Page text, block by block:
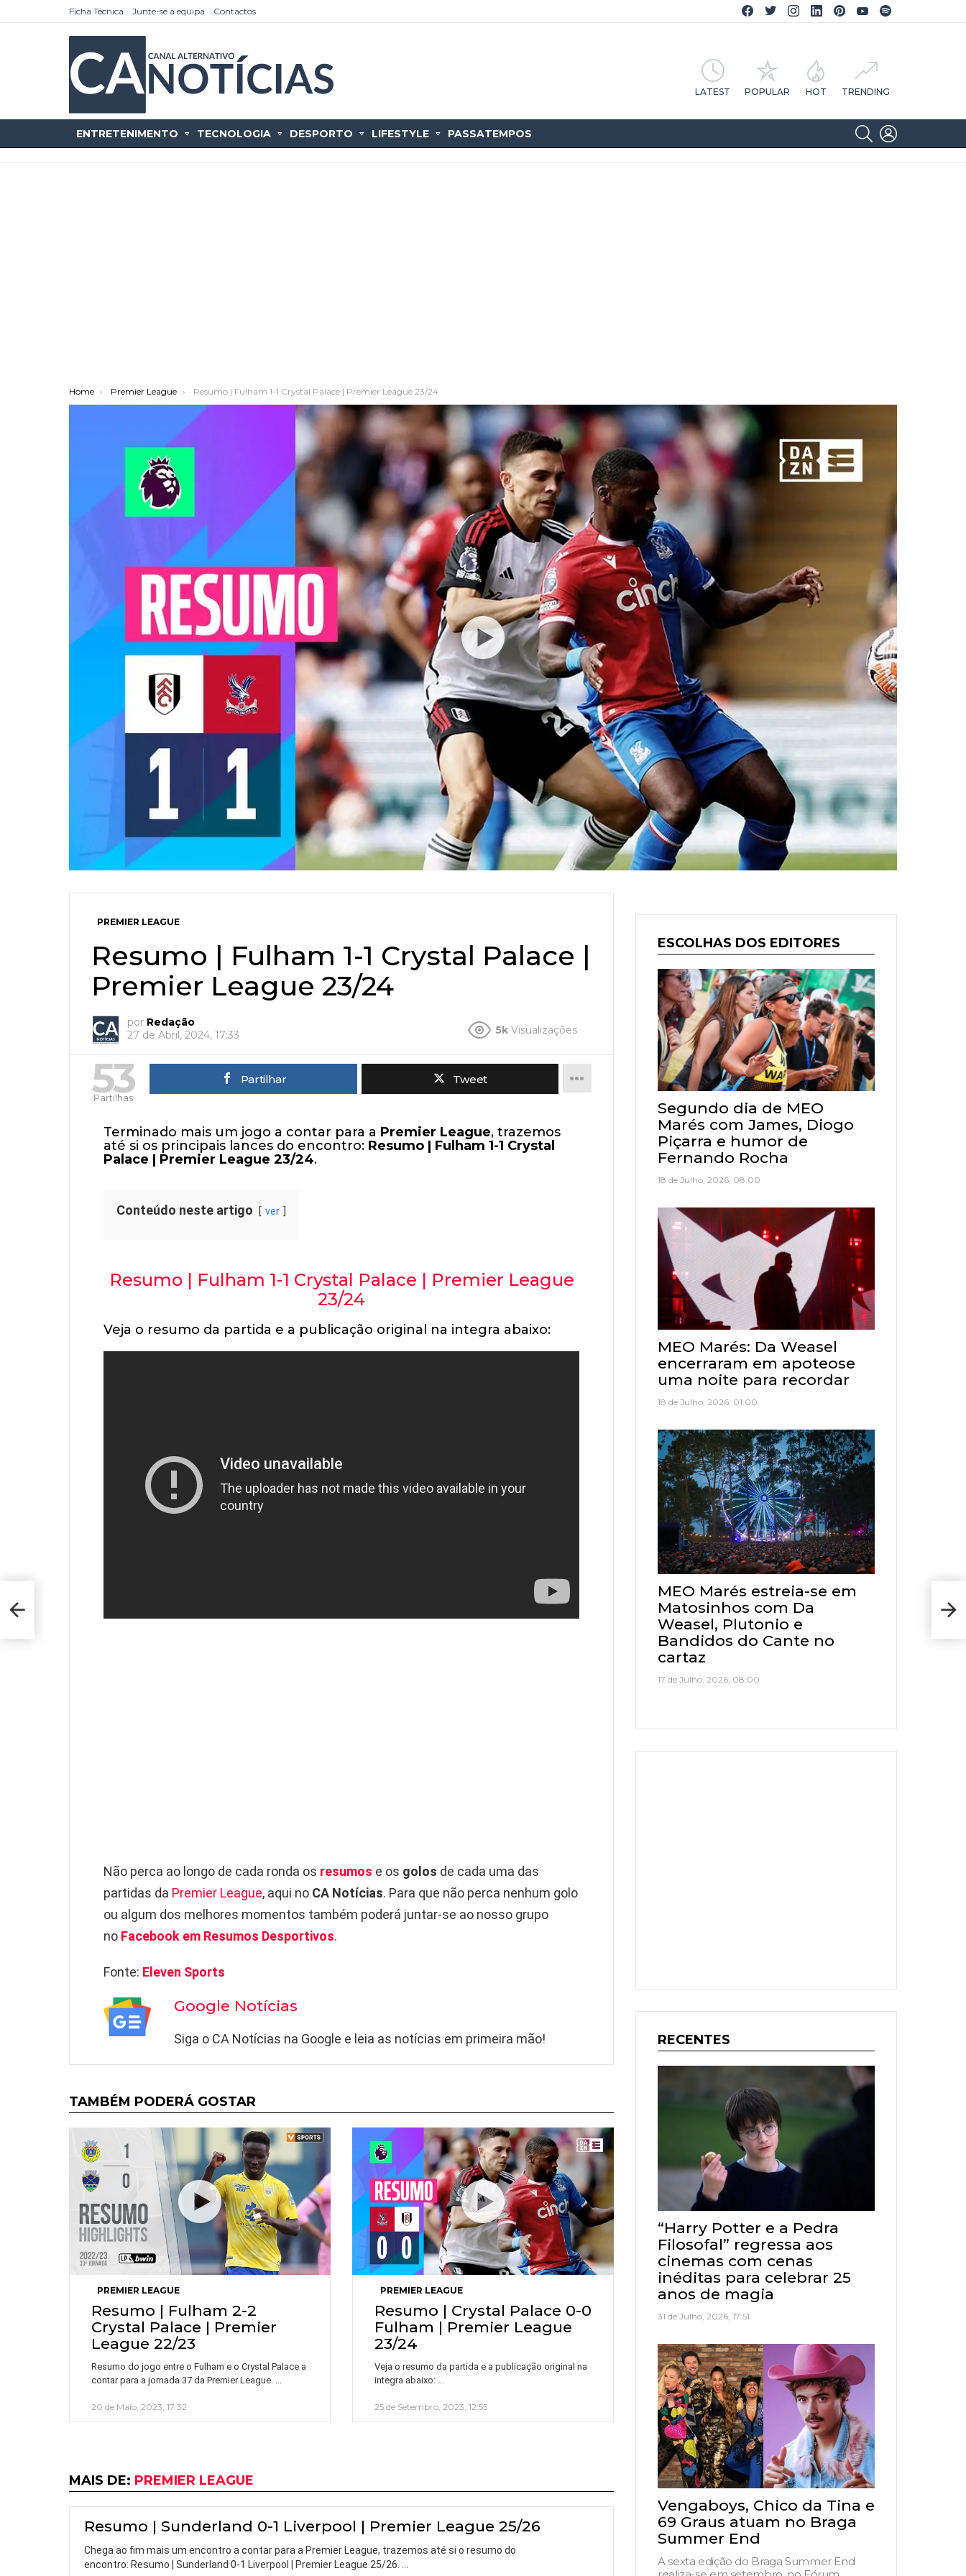
Ficha Técnica Junte-se à equipa Contactos
Facebook CA Notícias
Twitter CA Notícias
Instagram CA Notícias
Linkedin CA Notícias
Pinterest CA Notícias
YouTube CA Notícias
LATEST POPULAR HOT TRENDING
ENTRETENIMENTO TECNOLOGIA DESPORTO LIFESTYLE PASSATEMPOS
SEARCH
You are here:
Home Premier League Resumo | Fulham 1-1 Crystal Palace | Premier League 23/24
PREMIER LEAGUE
Resumo | Fulham 1-1 Crystal Palace |
Premier League 23/24
por Redação
27 de Abril, 2024, 17:33
5k Visualizações
53
Partilhas
Partilhar Tweet
Terminado mais um jogo a contar para a Premier League, trazemos
até si os principais lances do encontro: Resumo | Fulham 1-1 Crystal
Palace | Premier League 23/24.
Conteúdo neste artigo ver
Resumo | Fulham 1-1 Crystal Palace | Premier League
23/24
Veja o resumo da partida e a publicação original na integra abaixo:
Não perca ao longo de cada ronda os resumos e os golos de cada uma das
partidas da Premier League, aqui no CA Notícias. Para que não perca nenhum golo
ou algum dos melhores momentos também poderá juntar-se ao nosso grupo
no Facebook em Resumos Desportivos.
Fonte: Eleven Sports
Google Notícias
Siga o CA Notícias na Google e leia as notícias em primeira mão!
TAMBÉM PODERÁ GOSTAR
PREMIER LEAGUE
Resumo | Fulham 2-2
Crystal Palace | Premier
League 22/23
Resumo do jogo entre o Fulham e o Crystal Palace a
contar para a jornada 37 da Premier League.
20 de Maio, 2023, 17:32
PREMIER LEAGUE
Resumo | Crystal Palace 0-0
Fulham | Premier League
23/24
Veja o resumo da partida e a publicação original na
integra abaixo:
25 de Setembro, 2023, 12:55
MAIS DE: PREMIER LEAGUE
Resumo | Sunderland 0-1 Liverpool | Premier League 25/26
Chega ao fim mais um encontro a contar para a Premier League, trazemos até si o resumo do
encontro: Resumo | Sunderland 0-1 Liverpool | Premier League 25/26.
ESCOLHAS DOS EDITORES
Segundo dia de MEO
Marés com James, Diogo
Piçarra e humor de
Fernando Rocha
18 de Julho, 2026, 08:00
MEO Marés: Da Weasel
encerraram em apoteose
uma noite para recordar
18 de Julho, 2026, 01:00
MEO Marés estreia-se em
Matosinhos com Da
Weasel, Plutonio e
Bandidos do Cante no
cartaz
17 de Julho, 2026, 08:00
RECENTES
“Harry Potter e a Pedra
Filosofal” regressa aos
cinemas com cenas
inéditas para celebrar 25
anos de magia
31 de Julho, 2026, 17:51
Vengaboys, Chico da Tina e
69 Graus atuam no Braga
Summer End
A sexta edição do Braga Summer End